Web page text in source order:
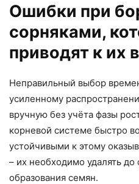
Ошибки при
сорняками,
приводят к их
Неправильный выбор
усиленному
вручную без учёта фазы
корневой системе быстро
устойчивыми к этому
– их необходимо удалять
образования семян.